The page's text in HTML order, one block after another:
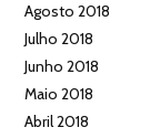
Agosto 2018
Julho 2018
Junho 2018
Maio 2018
Abril 2018